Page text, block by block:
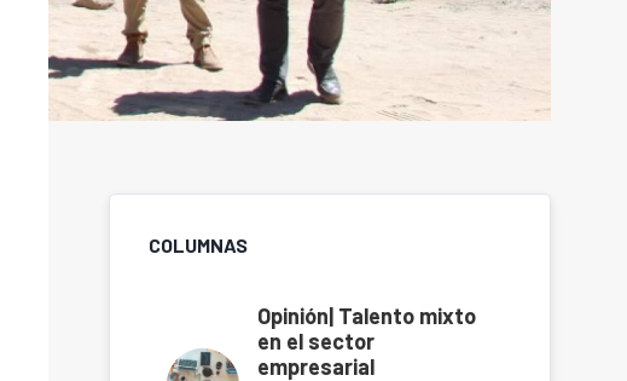
COLUMNAS
Opinión| Talento mixto
en el sector
empresarial